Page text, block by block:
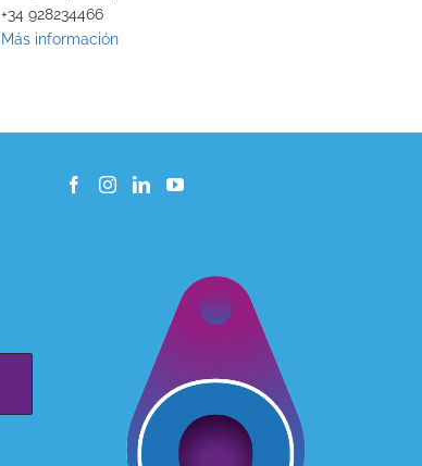
+34 928234466
Más información